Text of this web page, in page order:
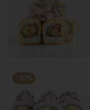
-20%